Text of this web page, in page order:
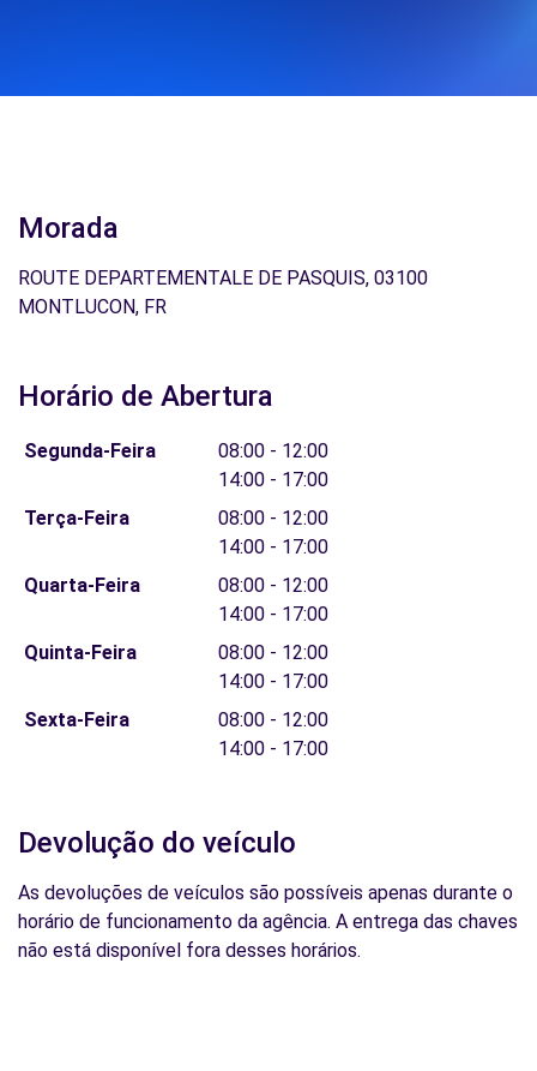
Morada
ROUTE DEPARTEMENTALE DE PASQUIS, 03100
MONTLUCON, FR
Horário de Abertura
Segunda-Feira
08:00 - 12:00
14:00 - 17:00
Terça-Feira
08:00 - 12:00
14:00 - 17:00
Quarta-Feira
08:00 - 12:00
14:00 - 17:00
Quinta-Feira
08:00 - 12:00
14:00 - 17:00
Sexta-Feira
08:00 - 12:00
14:00 - 17:00
Devolução do veículo
As devoluções de veículos são possíveis apenas durante o
horário de funcionamento da agência. A entrega das chaves
não está disponível fora desses horários.